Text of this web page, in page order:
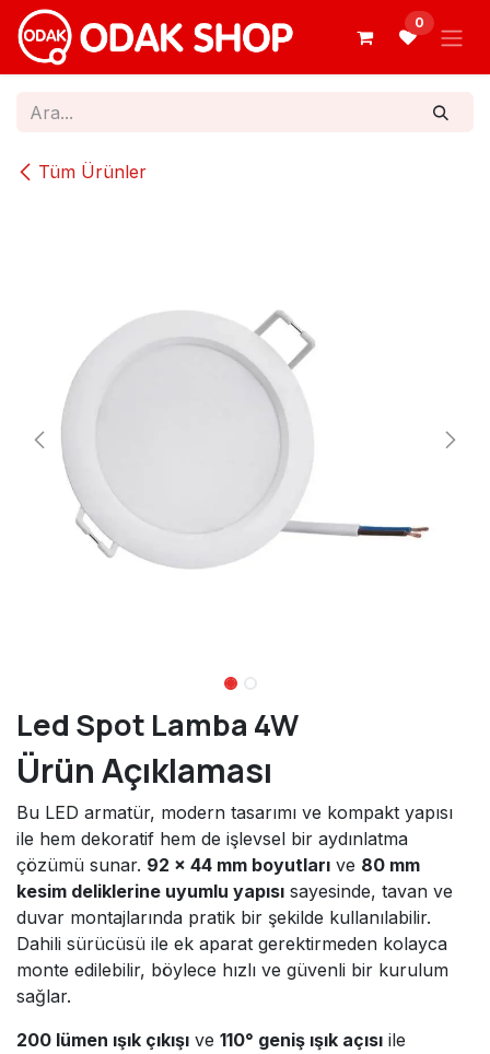
İçereği Atla
0
Tüm Ürünler
Led Spot Lamba 4W
Ürün Açıklaması
Bu LED armatür, modern tasarımı ve kompakt yapısı
ile hem dekoratif hem de işlevsel bir aydınlatma
çözümü sunar. 92 × 44 mm boyutları ve 80 mm
kesim deliklerine uyumlu yapısı sayesinde, tavan ve
duvar montajlarında pratik bir şekilde kullanılabilir.
Dahili sürücüsü ile ek aparat gerektirmeden kolayca
monte edilebilir, böylece hızlı ve güvenli bir kurulum
sağlar.
200 lümen ışık çıkışı ve 110° geniş ışık açısı ile